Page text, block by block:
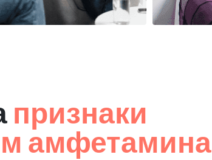
признаки
амфетамина